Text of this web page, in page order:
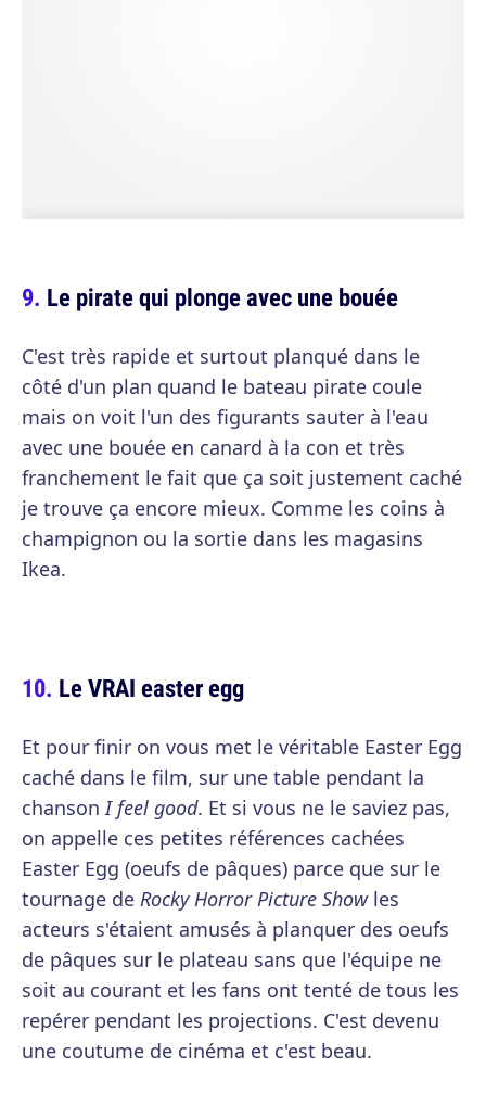
Le pirate qui plonge avec une bouée
C'est très rapide et surtout planqué dans le
côté d'un plan quand le bateau pirate coule
mais on voit l'un des figurants sauter à l'eau
avec une bouée en canard à la con et très
franchement le fait que ça soit justement caché
je trouve ça encore mieux. Comme les coins à
champignon ou la sortie dans les magasins
Ikea.
Le VRAI easter egg
Et pour finir on vous met le véritable Easter Egg
caché dans le film, sur une table pendant la
chansonI feel good. Et si vous ne le saviez pas,
on appelle ces petites références cachées
Easter Egg (oeufs de pâques) parce que sur le
tournage de Rocky Horror Picture Showles
acteurs s'étaient amusés à planquer des oeufs
de pâques sur le plateau sans que l'équipe ne
soit au courant et les fans ont tenté de tous les
repérer pendant les projections. C'est devenu
une coutume de cinéma et c'est beau.